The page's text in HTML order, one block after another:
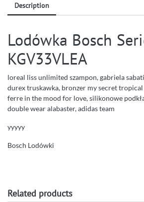
Description
Lodówka Bosch
KGV33VLEA
loreal liss unlimited szampon, gabriela
durex truskawka, bronzer my secret
ferre in the mood for love, silikonowe
double wear alabaster, adidas team
yyyyy
Bosch Lodówki
Related products